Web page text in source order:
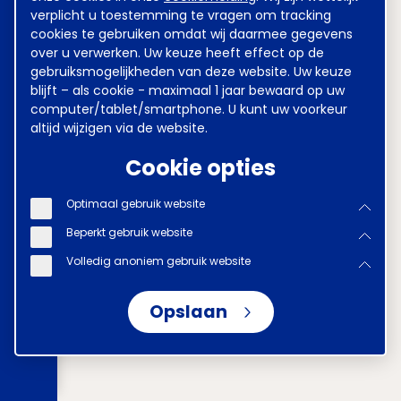
verplicht u toestemming te vragen om tracking
cookies te gebruiken omdat wij daarmee gegevens
over u verwerken. Uw keuze heeft effect op de
gebruiksmogelijkheden van deze website. Uw keuze
blijft – als cookie - maximaal 1 jaar bewaard op uw
computer/tablet/smartphone. U kunt uw voorkeur
altijd wijzigen via de website.
Cookie opties
Optimaal gebruik website
Beperkt gebruik website
Volledig anoniem gebruik website
Opslaan